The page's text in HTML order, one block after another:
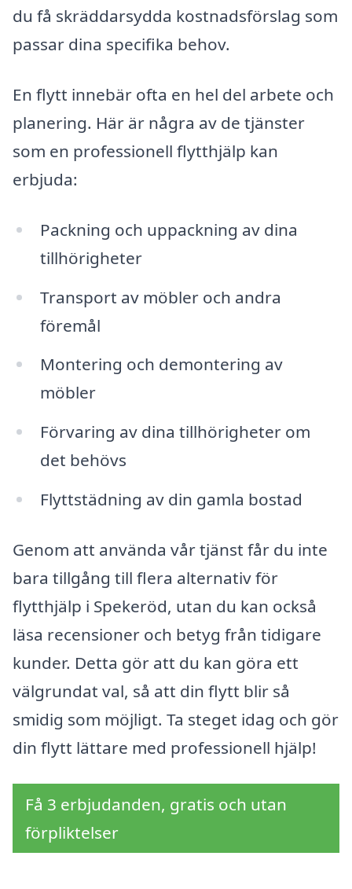
du få skräddarsydda kostnadsförslag som
passar dina specifika behov.
En flytt innebär ofta en hel del arbete och
planering. Här är några av de tjänster
som en professionell flytthjälp kan
erbjuda:
Packning och uppackning av dina
tillhörigheter
Transport av möbler och andra
föremål
Montering och demontering av
möbler
Förvaring av dina tillhörigheter om
det behövs
Flyttstädning av din gamla bostad
Genom att använda vår tjänst får du inte
bara tillgång till flera alternativ för
flytthjälp i Spekeröd, utan du kan också
läsa recensioner och betyg från tidigare
kunder. Detta gör att du kan göra ett
välgrundat val, så att din flytt blir så
smidig som möjligt. Ta steget idag och gör
din flytt lättare med professionell hjälp!
Få 3 erbjudanden, gratis och utan
förpliktelser